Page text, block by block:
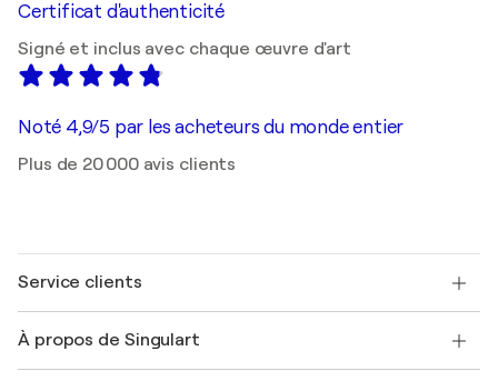
Certificat d'authenticité
Signé et inclus avec chaque œuvre d'art
Noté 4,9/5 par les acheteurs du monde entier
Plus de 20 000 avis clients
Service clients
Expédition
À propos de Singulart